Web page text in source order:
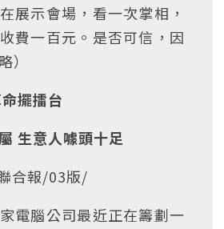
展示會場，看一次掌相，
費一百元。是否可信，因
）
擺擂台
生意人噱頭十足
合報/03版/
家電腦公司最近正在籌劃一